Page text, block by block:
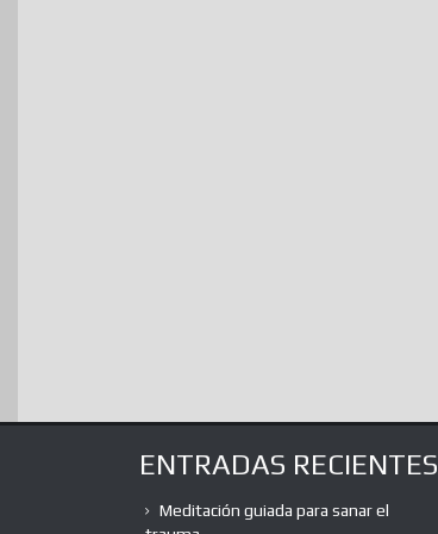
ENTRADAS RECIENTES
Meditación guiada para sanar el